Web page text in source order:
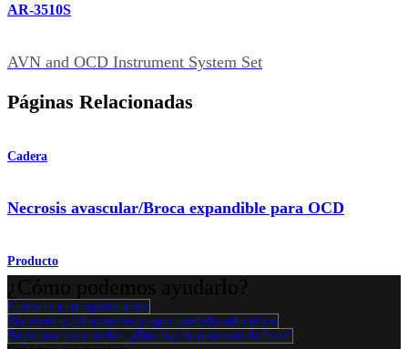
AR-3510S
AVN and OCD Instrument System Set
Páginas Relacionadas
Cadera
Necrosis avascular/Broca expandible para OCD
Producto
Contacte a un representante
Ver eventos, laboratorios y oportunidades educativas
Regístrese para recibir: ¿Qué hay de nuevo en Arthrex?